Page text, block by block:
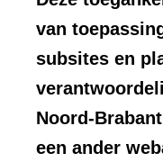
van
subsites en
Noord-
een ander